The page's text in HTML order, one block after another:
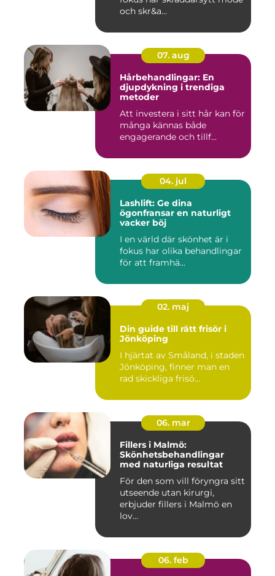
och skr&a...
07. aug
Hårbehandlingar: En
djupdykning i trendiga
metoder
Att investera i sitt hår kan för
många kännas både
engagerande och tillf...
04. jul
Lashlift: Ge dina
ögonfransar en naturligt
vacker böj
I en värld där skönhet är i
fokus har olika behandlingar
för att framhä...
02. maj
Din guide till rätt frisör i
Jönköping
I hjärtat av Småland, i staden
Jönköping, finner man en
rad skickliga frisö...
06. mar
Fillers i Malmö:
Skönhetsbehandlingar
med naturliga resultat
För den som vill föryngra sitt
utseende utan kirurgi,
erbjuder fillers i Malmö en
lov...
06. feb